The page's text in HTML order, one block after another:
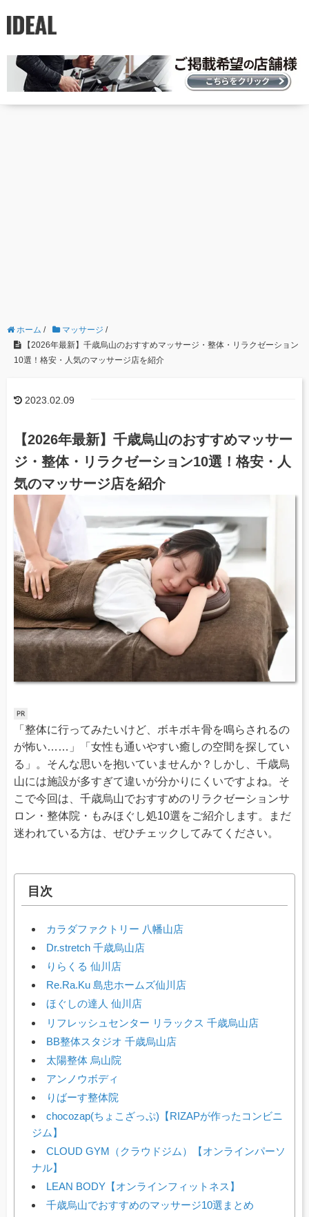
ホーム / マッサージ /
【2026年最新】千歳烏山のおすすめマッサージ・整体・リラクゼーション
10選！格安・人気のマッサージ店を紹介
2023.02.09
【2026年最新】千歳烏山のおすすめマッサー
ジ・整体・リラクゼーション10選！格安・人
気のマッサージ店を紹介
「整体に行ってみたいけど、ボキボキ骨を鳴らされるの
が怖い……」「女性も通いやすい癒しの空間を探してい
る」。そんな思いを抱いていませんか？しかし、千歳烏
山には施設が多すぎて違いが分かりにくいですよね。そ
こで今回は、千歳烏山でおすすめのリラクゼーションサ
ロン・整体院・もみほぐし処10選をご紹介します。まだ
迷われている方は、ぜひチェックしてみてください。
目次
カラダファクトリー 八幡山店
Dr.stretch 千歳烏山店
りらくる 仙川店
Re.Ra.Ku 島忠ホームズ仙川店
ほぐしの達人 仙川店
リフレッシュセンター リラックス 千歳烏山店
BB整体スタジオ 千歳烏山店
太陽整体 烏山院
アンノウボディ
りばーす整体院
chocozap(ちょこざっぷ)【RIZAPが作ったコンビニ
ジム】
CLOUD GYM（クラウドジム）【オンラインパーソ
ナル】
LEAN BODY【オンラインフィットネス】
千歳烏山でおすすめのマッサージ10選まとめ